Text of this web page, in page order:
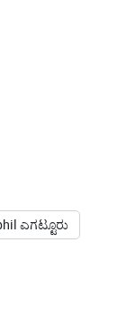
ಎಗಟ್ಟೂರು